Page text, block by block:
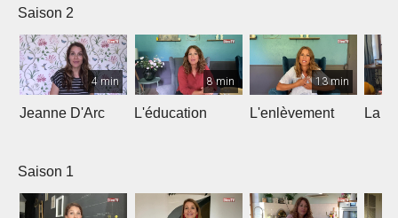
Saison 2
4 min
Jeanne D'Arc
8 min
L'éducation
13 min
L'enlèvement La
Saison 1